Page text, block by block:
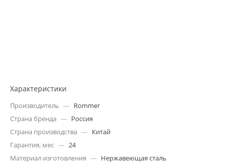
Характеристики
Производитель — Rommer
Страна бренда — Россия
Страна производства — Китай
Гарантия, мес — 24
Материал изготовления — Нержавеющая сталь